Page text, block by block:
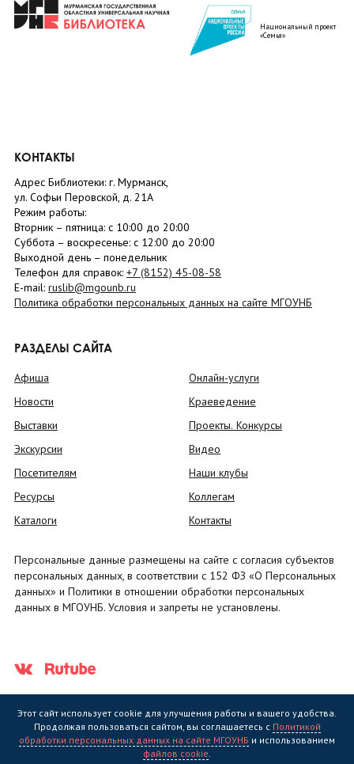
Национальный проект
«Семья»
КОНТАКТЫ
Адрес Библиотеки: г. Мурманск,
ул. Софьи Перовской, д. 21А
Режим работы:
Вторник – пятница: с 10:00 до 20:00
Суббота – воскресенье: c 12:00 до 20:00
Выходной день – понедельник
Телефон для справок: +7 (8152) 45-08-58
E-mail: ruslib@mgounb.ru
Политика обработки персональных данных на сайте МГОУНБ
РАЗДЕЛЫ САЙТА
Афиша
Новости
Выставки
Экскурсии
Посетителям
Ресурсы
Каталоги
Онлайн-услуги
Краеведение
Проекты. Конкурсы
Видео
Наши клубы
Коллегам
Контакты
Персональные данные размещены на сайте с согласия субъектов
персональных данных, в соответствии с 152 ФЗ «О Персональных
данных» и Политики в отношении обработки персональных
данных в МГОУНБ. Условия и запреты не установлены.
Государственное областное бюджетное учреждение культуры
Этот сайт использует cookie для улучшения работы и вашего удобства.
Продолжая пользоваться сайтом, вы соглашаетесь с Политикой
обработки персональных данных на сайте МГОУНБ и использованием
файлов cookie.